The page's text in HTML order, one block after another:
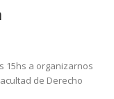
15hs a organizarnos
de Derecho